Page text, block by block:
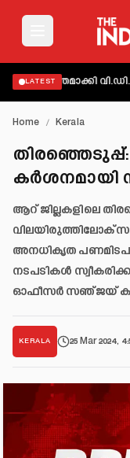
LATEST
വ്യക്തമാക്കി വി.ഡി.
Home / Kerala
കർശനമായി
ആറ് ജില്ലകളിലെ
അനധികൃത
നടപടികൾ
ഓഫീസർ സഞ്ജയ്
KERALA 25 Mar 2024,